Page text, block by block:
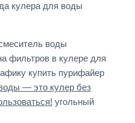
кулера для воды
воды
фильтров в кулере для
купить пурифайер
— это кулер без
угольный